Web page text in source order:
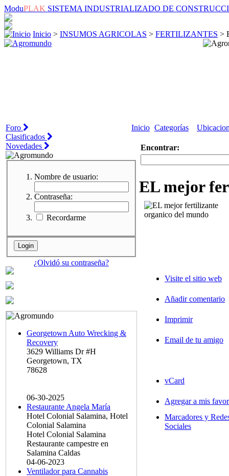
ModuPLAK SISTEMA INDUSTRIALIZADO DE
Inicio > INSUMOS AGRICOLAS > FERTILIZANTES >
Foro
Clasificados
Novedades
Nombre de usuario:
Contraseña:
Recordarme
¿Olvidó su contraseña?
Georgetown Auto Wrecking &
Recovery
3629 Williams Dr #H
Georgetown, TX
78628
06-30-2025
Restaurante Angela María
Hotel Colonial Salamina, Hotel
Colonial Salamina
Hotel Colonial Salamina
Restaurante campestre en
Salamina Caldas
04-06-2023
Ventilador para Cannabis
Inicio Categorías
Encontrar:
EL mejor
Visite el sitio web
Añadir comentario
Imprimir
Email de tu amigo
vCard
Agregar a mis
Marcadores y
Sociales